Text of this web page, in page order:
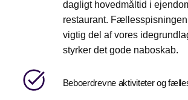
dagligt hovedmåltid i
restaurant.
vigtig del af vores
styrker det gode naboskab.
Beboerdrevne aktiviteter og